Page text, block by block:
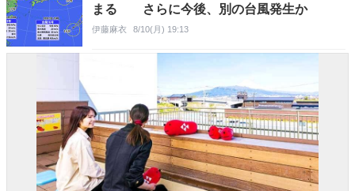
まる さらに今後、別の台風発生か
伊藤麻衣 8/10(月) 19:13